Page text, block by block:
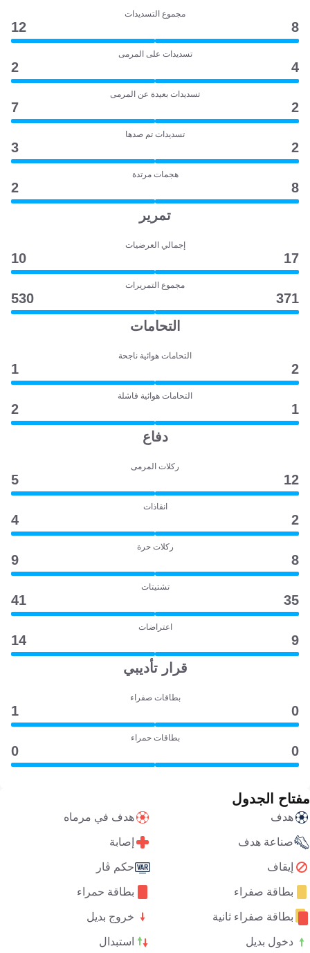
مجموع التسديدات
8
12
تسديدات على المرمى
4
2
تسديدات بعيدة عن المرمى
2
7
تسديدات تم صدها
2
3
هجمات مرتدة
8
2
تمرير
إجمالي العرضيات
17
10
مجموع التمريرات
371
530
التحامات
التحامات هوائية ناجحة
2
1
التحامات هوائية فاشلة
1
2
دفاع
ركلات المرمى
12
5
انقاذات
2
4
ركلات حرة
8
9
تشتيتات
35
41
اعتراضات
9
14
قرار تأديبي
بطاقات صفراء
0
1
بطاقات حمراء
0
0
مفتاح الجدول
هدف هدف في مرماه
صناعة هدف إصابة
إيقاف حكم ڤار
بطاقة صفراء بطاقة حمراء
بطاقة صفراء ثانية خروج بديل
دخول بديل استبدال